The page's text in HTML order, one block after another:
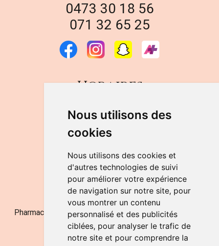
Nous utilisons des
cookies
Nous utilisons des cookies et
d'autres technologies de suivi
pour améliorer votre expérience
de navigation sur notre site, pour
vous montrer un contenu
personnalisé et des publicités
ciblées, pour analyser le trafic de
notre site et pour comprendre la
0473 30 18 56
071 32 65 25
Horaires
DU LUNDI AU VENDREDI
de 9h à 12h30 et de 14h à 18h
LE SAMEDI
de 9h à 12h30
NOUS CONTACTER
Pharmacie Jufarma - Fatima Abachra - APB 521704 - N°
Entreprise BE0882-700-592